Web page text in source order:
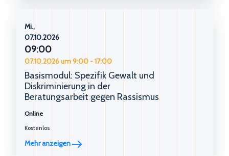
Mi.,
07.10.2026
09:00
07.10.2026 um 9:00-17:00
Basismodul: Spezifik Gewalt und
Diskriminierung in der
Beratungsarbeit gegen Rassismus
Online
Kostenlos
Mehr anzeigen